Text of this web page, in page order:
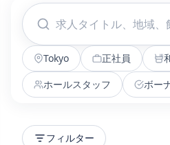
Tokyo 正社員
ホールスタッフ
ボー
フィルター